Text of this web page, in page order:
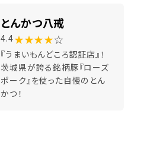
とんかつ八戒
4.4★★★★☆
『うまいもんどころ認証店』！
茨城県が誇る銘柄豚『ローズ
ポーク』を使った自慢のとん
かつ！